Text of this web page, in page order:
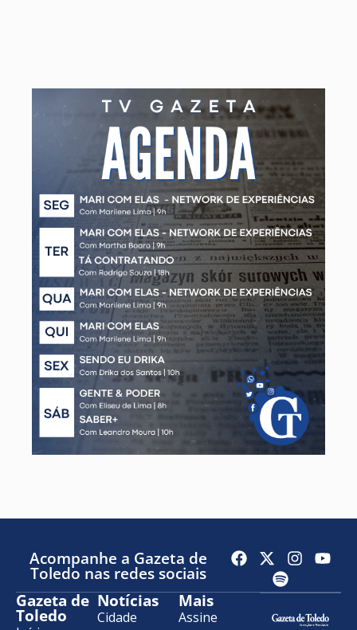
Acompanhe a Gazeta de
Toledo nas redes sociais
Gazeta de
Toledo
Notícias
Cidade
Mais
Assine